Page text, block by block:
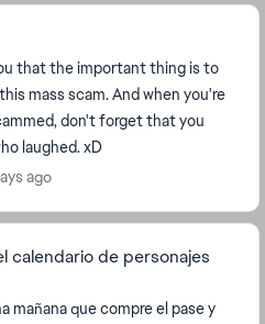
that the important thing is to
mass scam. And when you're
don't forget that you
laughed. xD
ago
calendario de personajes
mañana que compre el pase y